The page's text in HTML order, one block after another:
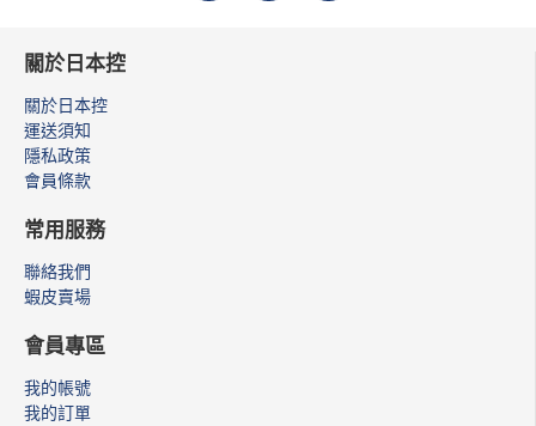
關於日本控
關於日本控
運送須知
隱私政策
會員條款
常用服務
聯絡我們
蝦皮賣場
會員專區
我的帳號
我的訂單